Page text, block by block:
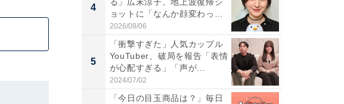
4
る」広末涼子、地上波復帰シ
ョットに「なんか顔変わっ
た」の...
2026/08/06
5
「衝撃すぎた」人気カップル
YouTuber、破局を報告「表情
が心配すぎる」「声が...
2024/07/02
「今日の目玉商品は？」毎日